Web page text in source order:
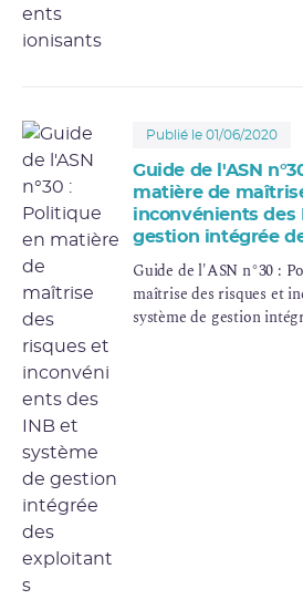
Publié le 01/06/2020
Guide de l'ASN
matière de
inconvénients des
gestion intégrée
Guide de l'ASN n°30 :
maîtrise des risques et
système de gestion